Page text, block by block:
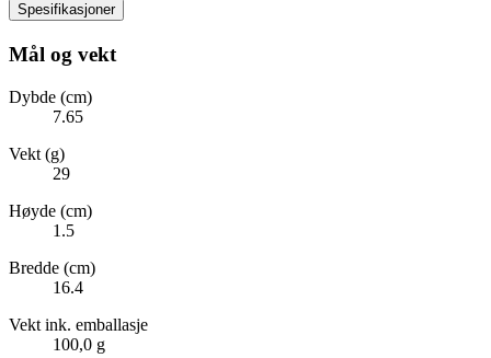
Spesifikasjoner
Mål og vekt
Dybde (cm)
7.65
Vekt (g)
29
Høyde (cm)
1.5
Bredde (cm)
16.4
Vekt ink. emballasje
100,0 g